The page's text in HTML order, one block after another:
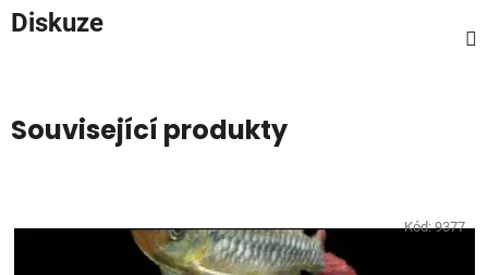
Diskuze
Související produkty
Kód:9377